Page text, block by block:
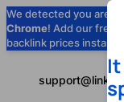
We detected you are
Chrome! Add our free
backlink prices